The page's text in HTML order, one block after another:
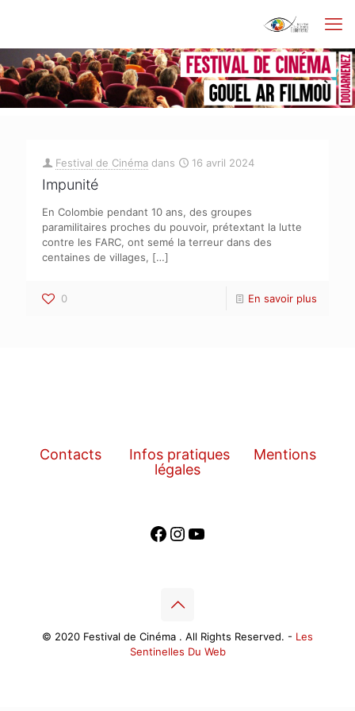
Festival de Cinéma dans 16 avril 2024
Impunité
En Colombie pendant 10 ans, des groupes
paramilitaires proches du pouvoir, prétextant la lutte
contre les FARC, ont semé la terreur dans des
centaines de villages, […]
0 En savoir plus
Contacts Infos pratiques
Mentions
légales
Facebook
Instagram
YouTube
© 2020 Festival de Cinéma . All Rights Reserved. - Les
Sentinelles Du Web